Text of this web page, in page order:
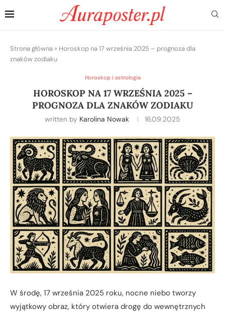
Strona główna » Horoskop na 17 września 2025 – prognoza dla
znaków zodiaku
Horoskop i astrologia
HOROSKOP NA 17 WRZEŚNIA 2025 –
PROGNOZA DLA ZNAKÓW ZODIAKU
written by Karolina Nowak 16.09.2025
W środę, 17 września 2025 roku, nocne niebo tworzy
wyjątkowy obraz, który otwiera drogę do wewnętrznych